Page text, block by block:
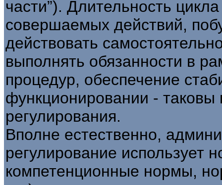
части”). Длительность
совершаемых действий,
действовать
выполнять обязанности в
процедур, обеспечение
функционировании - таковы
регулирования.
Вполне естественно,
регулирование использует
компетенционные нормы,